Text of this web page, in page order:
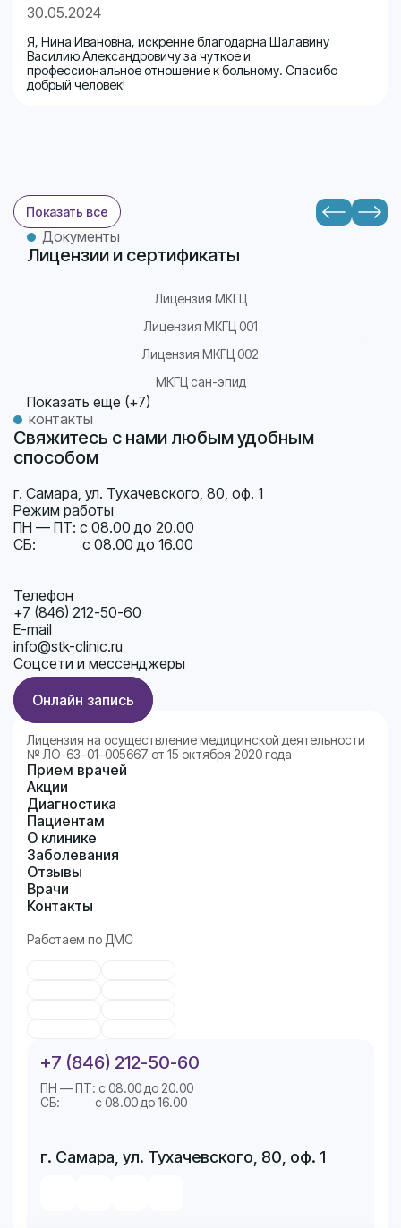
30.05.2024
Я, Нина Ивановна, искренне благодарна Шалавину
Василию Александровичу за чуткое и
профессиональное отношение к больному. Спасибо
добрый человек!
Показать все
Лицензии и сертификаты
Документы
Лицензия МКГЦ
Лицензия МКГЦ 001
Лицензия МКГЦ 002
МКГЦ сан-эпид
Показать еще (+7)
Свяжитесь с нами любым удобным
способом
контакты
г. Самара, ул. Тухачевского, 80, оф. 1
Режим работы
ПН — ПТ: с 08.00 до 20.00
СБ: с 08.00 до 16.00
Телефон
+7 (846) 212-50-60
E-mail
info@stk-clinic.ru
Соцсети и мессенджеры
Онлайн запись
Лицензия на осуществление медицинской деятельности
№ ЛО-63–01–005667 от 15 октября 2020 года
Прием врачей
Акции
Диагностика
Пациентам
О клинике
Заболевания
Отзывы
Врачи
Контакты
Работаем по ДМС
+7 (846) 212-50-60
ПН — ПТ: с 08.00 до 20.00
СБ: с 08.00 до 16.00
г. Самара, ул. Тухачевского, 80, оф. 1